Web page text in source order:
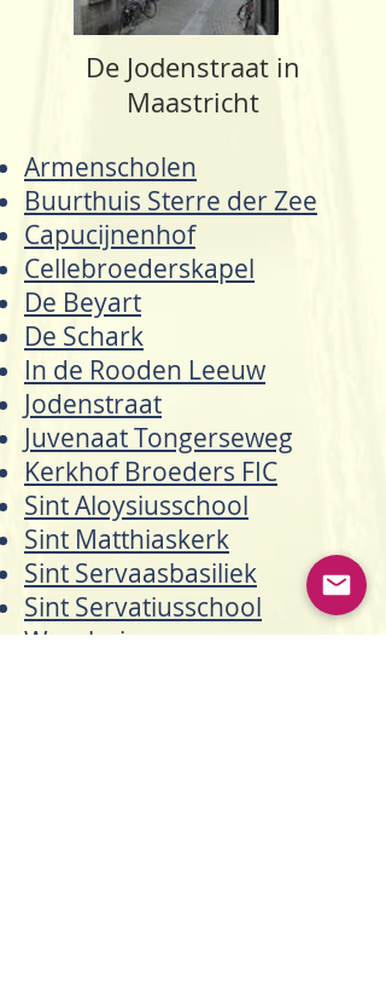
De Jodenstraat in
Maastricht
Armenscholen
Buurthuis Sterre der Zee
Capucijnenhof
Cellebroederskapel
De Beyart
De Schark
In de Rooden Leeuw
Jodenstraat
Juvenaat Tongerseweg
Kerkhof Broeders FIC
Sint Aloysiusschool
Sint Matthiaskerk
Sint Servaasbasiliek
Sint Servatiusschool
Weeshuis